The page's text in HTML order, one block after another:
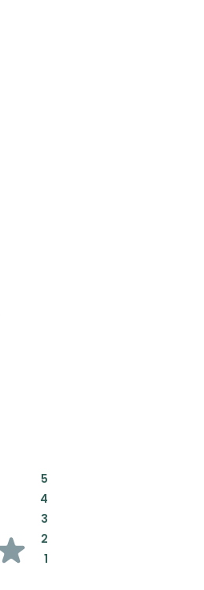
5:
4:
3:
2:
1: